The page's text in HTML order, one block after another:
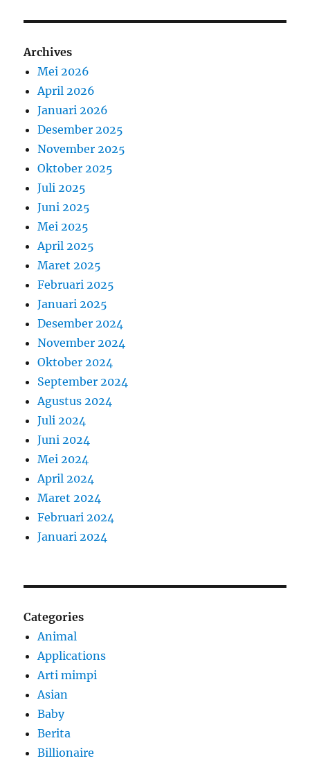
Archives
Mei 2026
April 2026
Januari 2026
Desember 2025
November 2025
Oktober 2025
Juli 2025
Juni 2025
Mei 2025
April 2025
Maret 2025
Februari 2025
Januari 2025
Desember 2024
November 2024
Oktober 2024
September 2024
Agustus 2024
Juli 2024
Juni 2024
Mei 2024
April 2024
Maret 2024
Februari 2024
Januari 2024
Categories
Animal
Applications
Arti mimpi
Asian
Baby
Berita
Billionaire